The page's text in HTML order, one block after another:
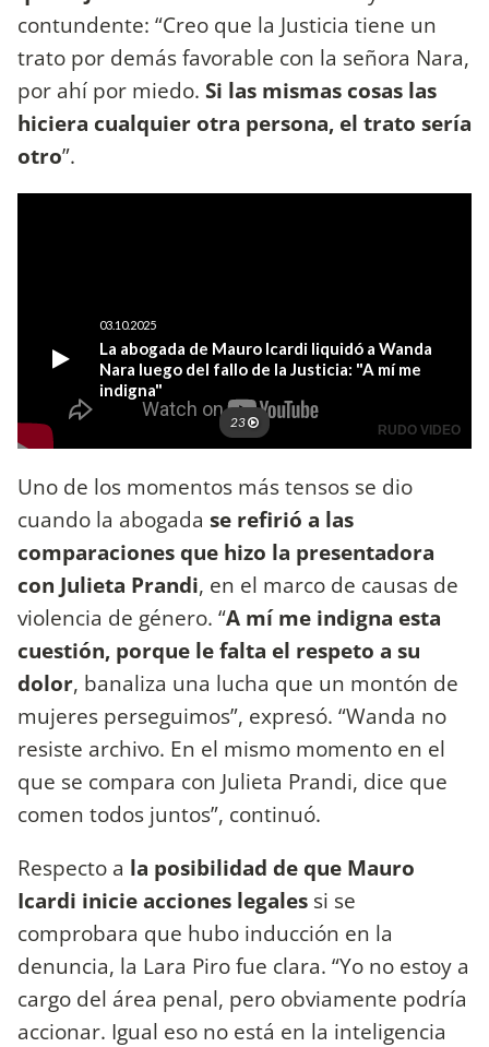
contundente: “Creo que la Justicia tiene un
trato por demás favorable con la señora Nara,
por ahí por miedo. Si las mismas cosas las
hiciera cualquier otra persona, el trato sería
otro”.
Uno de los momentos más tensos se dio
cuando la abogada se refirió a las
comparaciones que hizo la presentadora
con Julieta Prandi, en el marco de causas de
violencia de género. “A mí me indigna esta
cuestión, porque le falta el respeto a su
dolor, banaliza una lucha que un montón de
mujeres perseguimos”, expresó. “Wanda no
resiste archivo. En el mismo momento en el
que se compara con Julieta Prandi, dice que
comen todos juntos”, continuó.
Respecto a la posibilidad de que Mauro
Icardi inicie acciones legales si se
comprobara que hubo inducción en la
denuncia, la Lara Piro fue clara. “Yo no estoy a
cargo del área penal, pero obviamente podría
accionar. Igual eso no está en la inteligencia